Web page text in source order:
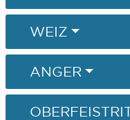
WEIZ
ANGER